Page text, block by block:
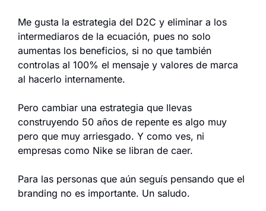
Me gusta la estrategia del D2C y eliminar a los
intermediaros de la ecuación, pues no solo
aumentas los beneficios, si no que también
controlas al 100% el mensaje y valores de marca
al hacerlo internamente.
Pero cambiar una estrategia que llevas
construyendo 50 años de repente es algo muy
pero que muy arriesgado. Y como ves, ni
empresas como Nike se libran de caer.
Para las personas que aún seguís pensando que el
branding no es importante. Un saludo.